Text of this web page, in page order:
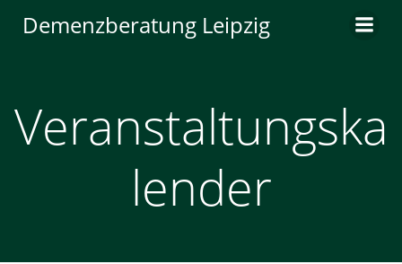
Inhalt
Demenzberatung Leipzig
Veranstaltungska
lender